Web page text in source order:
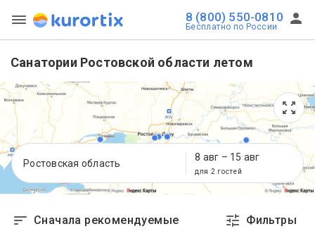
8 (800) 550-0810
Бесплатно по России
Санатории Ростовской области летом
Ростовская область
8 авг – 15 авг
для 2 гостей
Сначала рекомендуемые Фильтры